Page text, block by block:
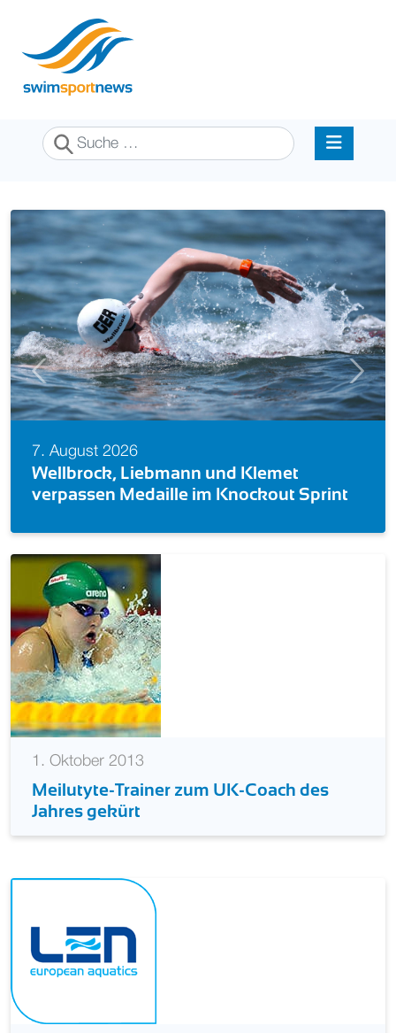
Suchen
7. August 2026
Wellbrock, Liebmann und Klemet
verpassen Medaille im Knockout Sprint
Previous Next
1. Oktober 2013
Meilutyte-Trainer zum UK-Coach des
Jahres gekürt